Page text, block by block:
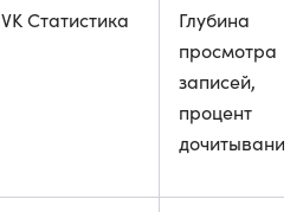
VK Статистика
Глубина
просмотра
записей,
процент
дочитывания